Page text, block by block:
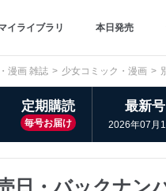
イライブラリ 本日発売
漫画 雑誌 少女コミック・漫画
定期購読
毎号お届け
最新号
2026年07月
日・バックナン